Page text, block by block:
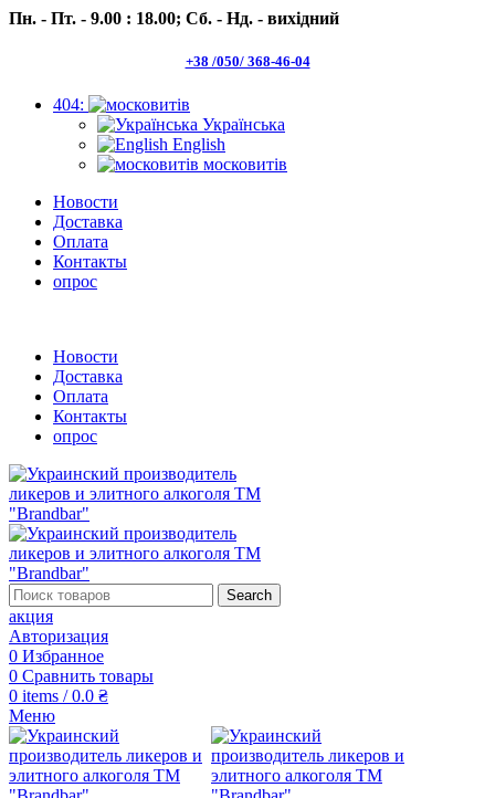
Пн. - Пт. - 9.00 : 18.00; Сб. - Нд. - вихідний
+38 /050/ 368-46-04
404:
Українська
English
московитів
Новости
Доставка
Оплата
Контакты
опрос
Новости
Доставка
Оплата
Контакты
опрос
Search
акция
Авторизация
0 Избранное
0 Сравнить товары
0 items / 0.0 ₴
Меню